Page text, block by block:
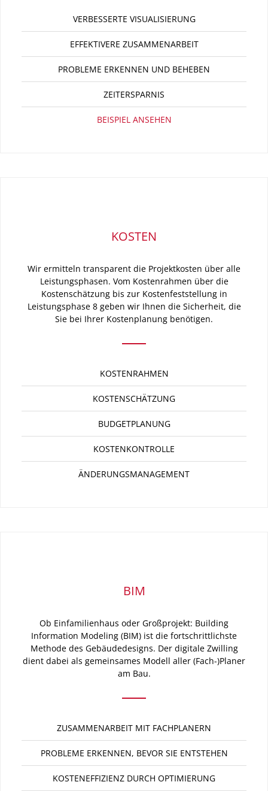
VERBESSERTE VISUALISIERUNG
EFFEKTIVERE ZUSAMMENARBEIT
PROBLEME ERKENNEN UND BEHEBEN
ZEITERSPARNIS
BEISPIEL ANSEHEN
KOSTEN
Wir ermitteln transparent die Projektkosten über alle
Leistungsphasen. Vom Kostenrahmen über die
Kostenschätzung bis zur Kostenfeststellung in
Leistungsphase 8 geben wir Ihnen die Sicherheit, die
Sie bei Ihrer Kostenplanung benötigen.
KOSTENRAHMEN
KOSTENSCHÄTZUNG
BUDGETPLANUNG
KOSTENKONTROLLE
ÄNDERUNGSMANAGEMENT
BIM
Ob Einfamilienhaus oder Großprojekt: Building
Information Modeling (BIM) ist die fortschrittlichste
Methode des Gebäudedesigns. Der digitale Zwilling
dient dabei als gemeinsames Modell aller (Fach-)Planer
am Bau.
ZUSAMMENARBEIT MIT FACHPLANERN
PROBLEME ERKENNEN, BEVOR SIE ENTSTEHEN
KOSTENEFFIZIENZ DURCH OPTIMIERUNG